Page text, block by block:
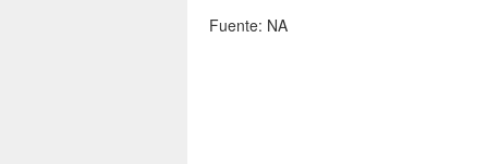
Fuente: NA